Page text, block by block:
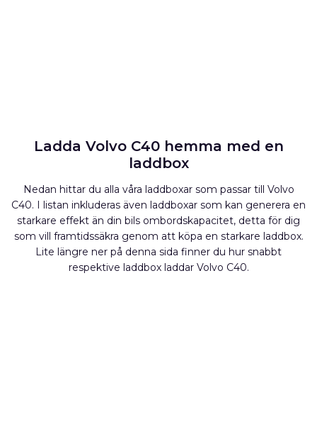
Ladda Volvo C40 hemma med en
laddbox
Nedan hittar du alla våra laddboxar som passar till Volvo
C40. I listan inkluderas även laddboxar som kan generera en
starkare effekt än din bils ombordskapacitet, detta för dig
som vill framtidssäkra genom att köpa en starkare laddbox.
Lite längre ner på denna sida finner du hur snabbt
respektive laddbox laddar Volvo C40.